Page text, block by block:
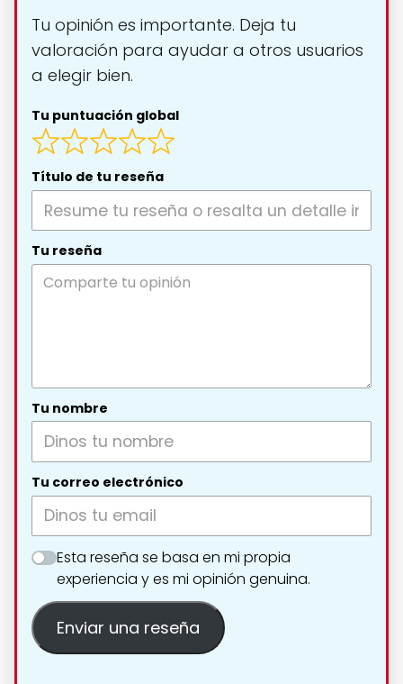
Tu opinión es importante. Deja tu
valoración para ayudar a otros usuarios
a elegir bien.
Tu puntuación global
Título de tu reseña
Tu reseña
Tu nombre
Tu correo electrónico
Esta reseña se basa en mi propia
experiencia y es mi opinión genuina.
Enviar una reseña